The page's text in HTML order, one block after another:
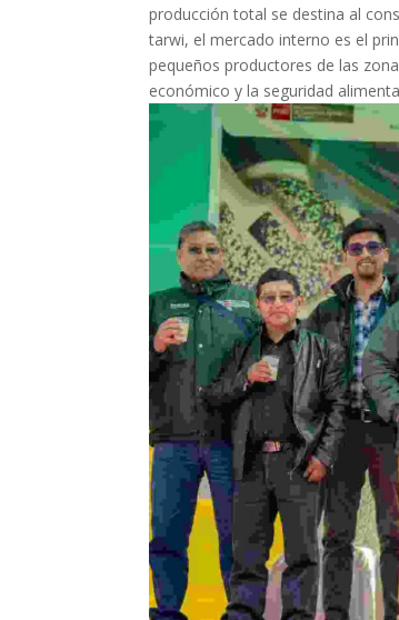
producción total se destina al
tarwi, el mercado interno es el
pequeños productores de las
económico y la seguridad